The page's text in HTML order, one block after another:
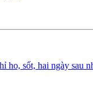
ho, sốt, hai ngày sau